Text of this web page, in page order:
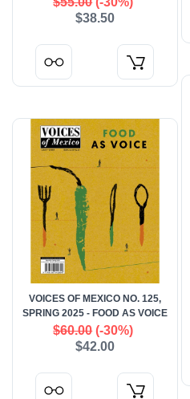
$38.50
VOICES OF MEXICO NO. 125,
SPRING 2025 - FOOD AS VOICE
$60.00(-30%)
$42.00